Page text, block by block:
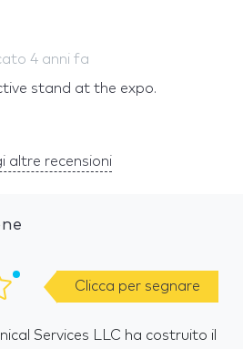
4 anni fa
stand at the expo.
altre recensioni
Clicca per segnare
Services LLC ha costruito il